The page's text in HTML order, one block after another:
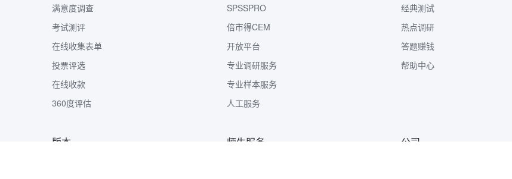
满意度调查
考试测评
在线收集表单
投票评选
在线收款
360度评估
SPSSPRO
倍市得CEM
开放平台
专业调研服务
专业样本服务
人工服务
经典测试
热点调研
答题赚钱
帮助中心
版本 师生服务 公司